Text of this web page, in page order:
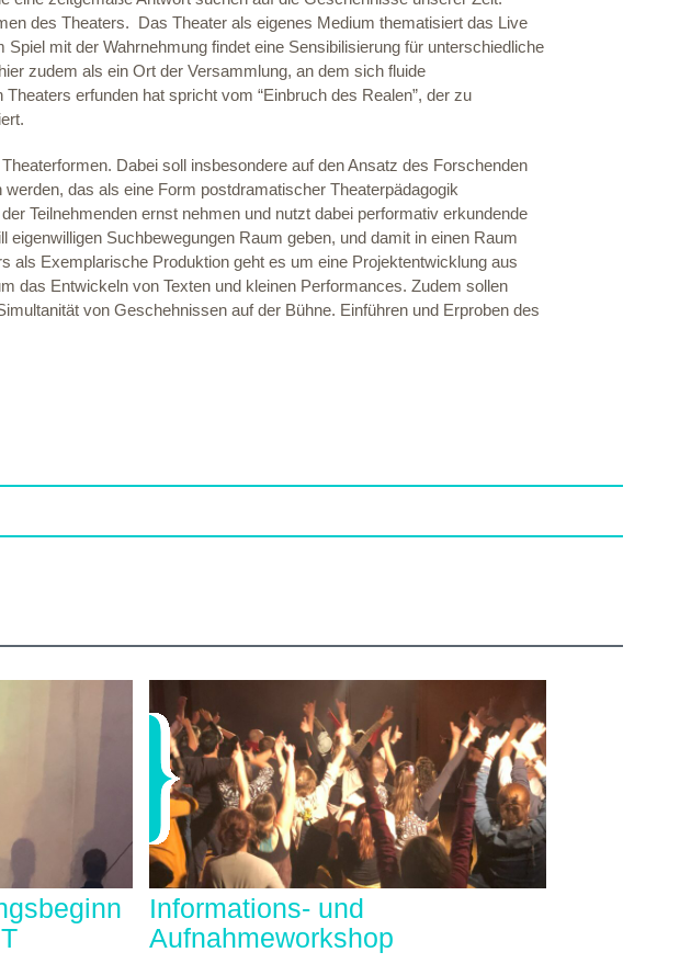
des Theaters. Das Theater als eigenes Medium thematisiert das Live
mit der Wahrnehmung findet eine Sensibilisierung für unterschiedliche
zudem als ein Ort der Versammlung, an dem sich fluide
erfunden hat spricht vom “Einbruch des Realen”, der zu
Dabei soll insbesondere auf den Ansatz des Forschenden
das als eine Form postdramatischer Theaterpädagogik
Teilnehmenden ernst nehmen und nutzt dabei performativ erkundende
Suchbewegungen Raum geben, und damit in einen Raum
als Exemplarische Produktion geht es um eine Projektentwicklung aus
das Entwickeln von Texten und kleinen Performances. Zudem sollen
von Geschehnissen auf der Bühne. Einführen und Erproben des
Informations- und
Aufnahmeworkshop